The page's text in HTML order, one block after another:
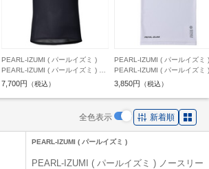
PEARL-IZUMI ( パールイズミ )
PEARL-IZUMI ( パールイズミ ) ノ
ースリーブインナー 161 アイスポ
ラック L
7,700円 （税込）
PEARL-IZUMI ( パールイズミ
PEARL-IZUMI ( パールイズミ
ックウェア 482 アイスポーラ
ズ
3,850円 （税込）
全色表示 新着順
PEARL-IZUMI ( パールイズミ )
PEARL-IZUMI ( パールイズミ ) ノースリー